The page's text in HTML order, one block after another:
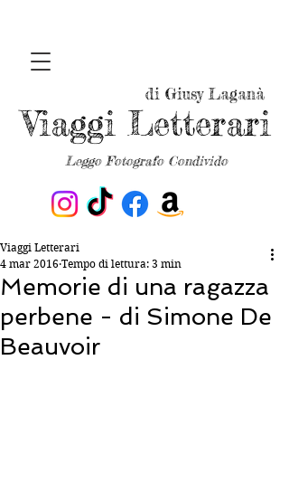
Leggo Fotografo Condivido
Viaggi Letterari
di Giusy Laganà
Memorie di una ragazza
perbene - di Simone De
Beauvoir
Viaggi Letterari
4 mar 2016 Tempo di lettura: 3 min